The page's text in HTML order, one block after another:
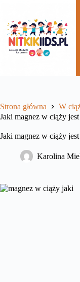
treści
Strona główna
W
Jaki magnez w ciąży
Jaki magnez w ciąży
Karolina